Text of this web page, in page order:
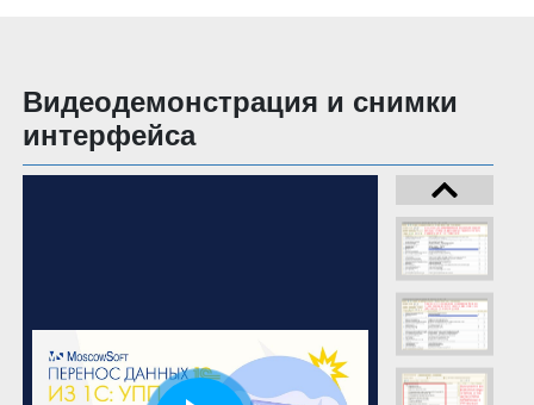
Видеодемонстрация и снимки
интерфейса